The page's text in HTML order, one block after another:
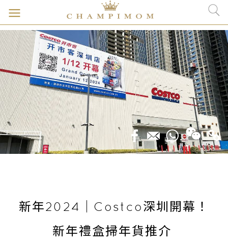
新年2024｜Costco深圳開幕！
新年禮盒掃年貨推介